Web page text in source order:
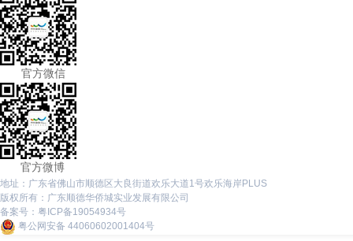
官方微信
官方微博
地址：广东省佛山市顺德区大良街道欢乐大道1号欢乐海岸PLUS
版权所有：广东顺德华侨城实业发展有限公司
备案号： 粤ICP备19054934号
粤公网安备 44060602001404号